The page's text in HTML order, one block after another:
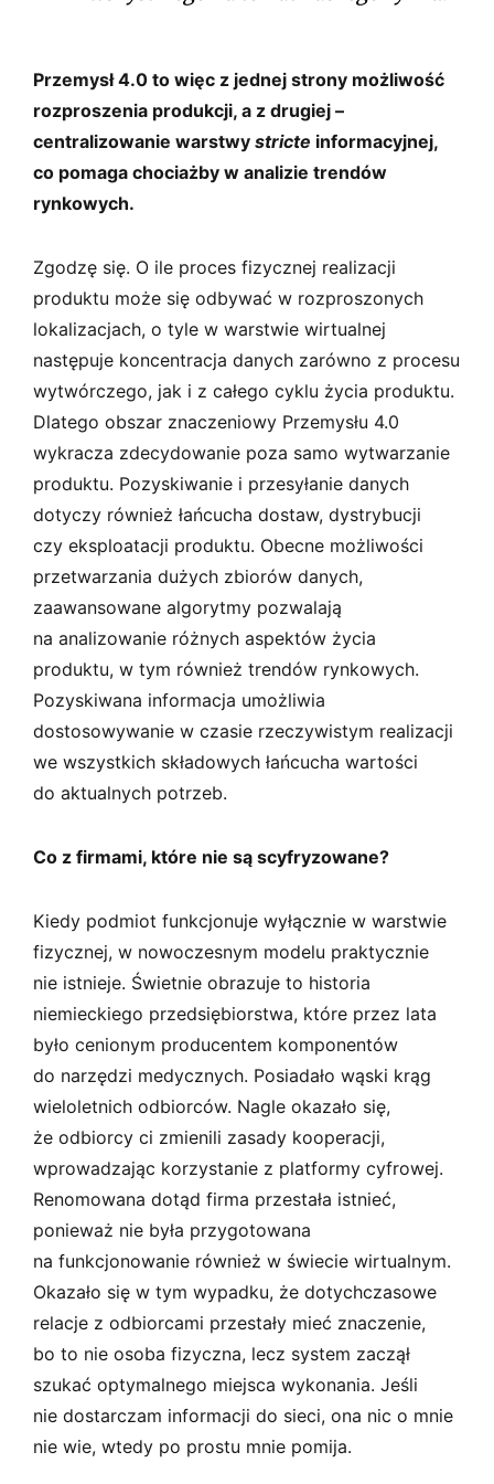
Przemysł 4.0 to więc z jednej strony możliwość
rozproszenia produkcji, a z drugiej –
centralizowanie warstwy stricte informacyjnej,
co pomaga chociażby w analizie trendów
rynkowych.
Zgodzę się. O ile proces fizycznej realizacji
produktu może się odbywać w rozproszonych
lokalizacjach, o tyle w warstwie wirtualnej
następuje koncentracja danych zarówno z procesu
wytwórczego, jak i z całego cyklu życia produktu.
Dlatego obszar znaczeniowy Przemysłu 4.0
wykracza zdecydowanie poza samo wytwarzanie
produktu. Pozyskiwanie i przesyłanie danych
dotyczy również łańcucha dostaw, dystrybucji
czy eksploatacji produktu. Obecne możliwości
przetwarzania dużych zbiorów danych,
zaawansowane algorytmy pozwalają
na analizowanie różnych aspektów życia
produktu, w tym również trendów rynkowych.
Pozyskiwana informacja umożliwia
dostosowywanie w czasie rzeczywistym realizacji
we wszystkich składowych łańcucha wartości
do aktualnych potrzeb.
Co z firmami, które nie są scyfryzowane?
Kiedy podmiot funkcjonuje wyłącznie w warstwie
fizycznej, w nowoczesnym modelu praktycznie
nie istnieje. Świetnie obrazuje to historia
niemieckiego przedsiębiorstwa, które przez lata
było cenionym producentem komponentów
do narzędzi medycznych. Posiadało wąski krąg
wieloletnich odbiorców. Nagle okazało się,
że odbiorcy ci zmienili zasady kooperacji,
wprowadzając korzystanie z platformy cyfrowej.
Renomowana dotąd firma przestała istnieć,
ponieważ nie była przygotowana
na funkcjonowanie również w świecie wirtualnym.
Okazało się w tym wypadku, że dotychczasowe
relacje z odbiorcami przestały mieć znaczenie,
bo to nie osoba fizyczna, lecz system zaczął
szukać optymalnego miejsca wykonania. Jeśli
nie dostarczam informacji do sieci, ona nic o mnie
nie wie, wtedy po prostu mnie pomija.